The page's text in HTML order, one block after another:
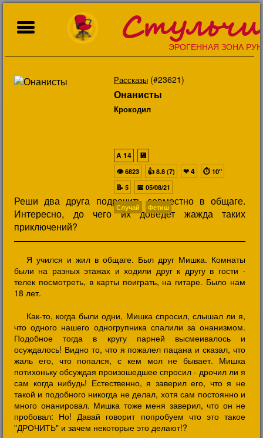
ЭРОГЕННАЯ ЗОНА
Рассказы (#23621)
Онанисты
Крокодил
Реши два друга подрочить совместно в общаге.
Интересно, до чего их доведет жажда таких
приключений?
A14
💾
👁6823 👍 8.8 (7) ❤4 ⏱ 10"
📝 5 📅 05/08/21
Случай Фетиш
Я учился и жил в общаге. Был друг Мишка. Комнаты
были на разных этажах и ходили друг к другу в гости -
телек посмотреть, в карты поиграть, на гитаре. Было нам
18 лет.
Как-то, когда были одни, Мишка спросил, слышал ли я,
что одного нашего одногрупника спалили за онанизмом.
Подобное тогда в кругу парней высмеивалось и
осуждалось! Видно то, что я пожалел пацана и сказал, что
жаль его, что попался, с кем мол не бывает. Мишка
потихоньку обсуждая произошедшее спросил - дрочил ли я
сам когда нибудь! Естественно, я заверил его, что я не
такой и подобного никогда не делал, хотя сам постоянно и
много онанировал. Мишка тоже меня заверил, что он не
пробовал: Но! Давай говорит попробуем что это такое
"ДРОЧИТЬ" и зачем некоторые это делают!?